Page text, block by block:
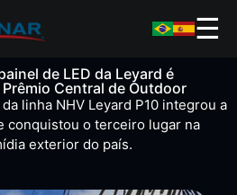
☰
de LED da Leyard é
Central de Outdoor
linha NHV Leyard P10 integrou a
conquistou o terceiro lugar na
exterior do país.